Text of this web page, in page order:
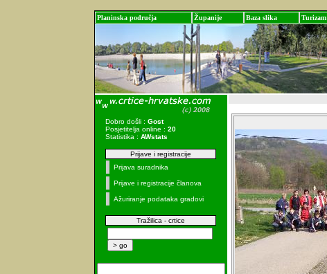
Planinska područja Županije Baza slika Turizam
Dobro došli : Gost
Posjetitelja online : 20
Statistika : AWstats
Prijave i registracije
Prijava suradnika
Prijave i registracije članova
Ažuriranje podataka gradovi
Tražilica - crtice